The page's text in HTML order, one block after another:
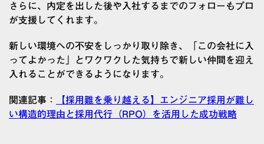
さらに、内定を出した後や入社するまでのフォローもプロ
が支援してくれます。
新しい環境への不安をしっかり取り除き、「この会社に入
ってよかった」とワクワクした気持ちで新しい仲間を迎え
入れることができるようになります。
関連記事：
【採用難を乗り越える】エンジニア採用が難し
い構造的理由と採用代行（RPO）を活用した成功戦略